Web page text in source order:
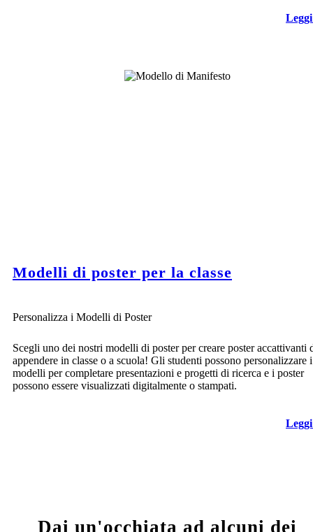
Modelli di poster per la classe
Personalizza i Modelli di Poster
Scegli uno dei nostri modelli di poster per creare poster accattivanti
appendere in classe o a scuola! Gli studenti possono personalizzare i
modelli per completare presentazioni e progetti di ricerca e i poster
possono essere visualizzati digitalmente o stampati.
Dai un'occhiata ad alcuni dei